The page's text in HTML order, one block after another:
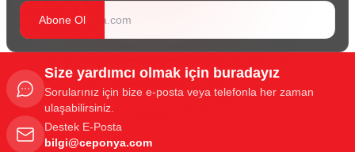
Abone Ol
Size yardımcı olmak için buradayız
Sorularınız için bize e-posta veya telefonla her zaman
ulaşabilirsiniz.
Destek E-Posta
bilgi@ceponya.com